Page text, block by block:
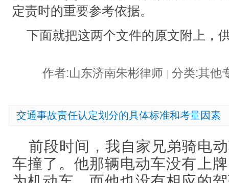
定责时的重要参考依据。
下面就把这两个文件的原文附上，
作者:山东济南朱彬律师 | 分类:其他
交通事故责任认定划分的具体标准和考量因素
前段时间，我自家兄弟骑电
车撞了。他那辆电动车没有上